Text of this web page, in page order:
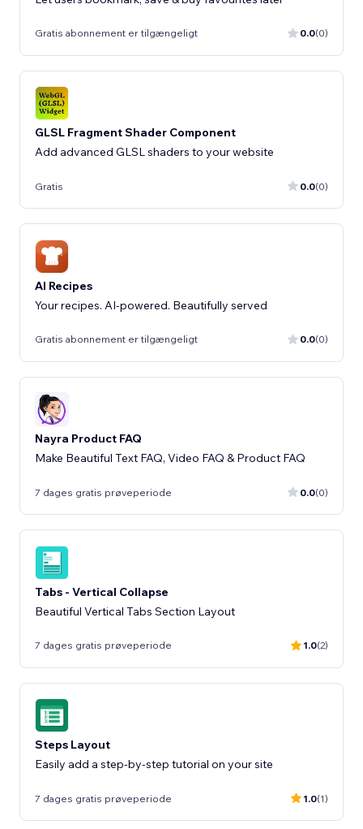
Gratis abonnement er tilgængeligt 0.0(0)
GLSL Fragment Shader Component
Add advanced GLSL shaders to your website
Gratis 0.0(0)
AI Recipes
Your recipes. AI-powered. Beautifully served
Gratis abonnement er tilgængeligt 0.0(0)
Nayra Product FAQ
Make Beautiful Text FAQ, Video FAQ & Product FAQ
7 dages gratis prøveperiode 0.0(0)
Tabs - Vertical Collapse
Beautiful Vertical Tabs Section Layout
7 dages gratis prøveperiode 1.0(2)
Steps Layout
Easily add a step-by-step tutorial on your site
7 dages gratis prøveperiode 1.0(1)